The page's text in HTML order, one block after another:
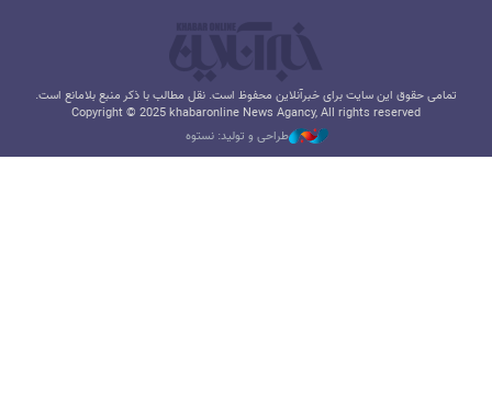
تمامی حقوق این سایت برای خبرآنلاین محفوظ است. نقل مطالب با ذکر منبع بلامانع است.
Copyright © 2025 khabaronline News Agancy, All rights reserved
طراحی و تولید: نستوه